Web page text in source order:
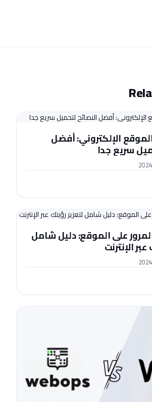
الإلكتروني: أفضل
سريع جدا
على الموقع: دليل شامل
الإنترنت